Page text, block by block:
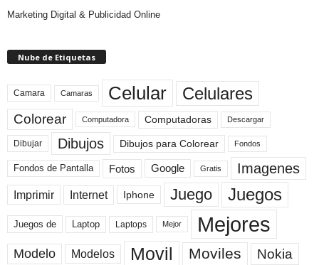
Marketing Digital & Publicidad Online
Nube de Etiquetas
Camara Camaras Celular Celulares
Colorear Computadora Computadoras Descargar
Dibujar Dibujos Dibujos para Colorear Fondos
Fondos de Pantalla Fotos Google Gratis Imagenes
Imprimir Internet Iphone Juego Juegos
Juegos de Laptop Laptops Mejor Mejores
Modelo Modelos Movil Moviles Nokia